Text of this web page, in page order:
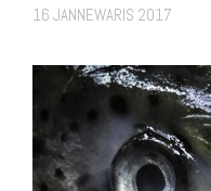
16 JANNEWARIS 2017